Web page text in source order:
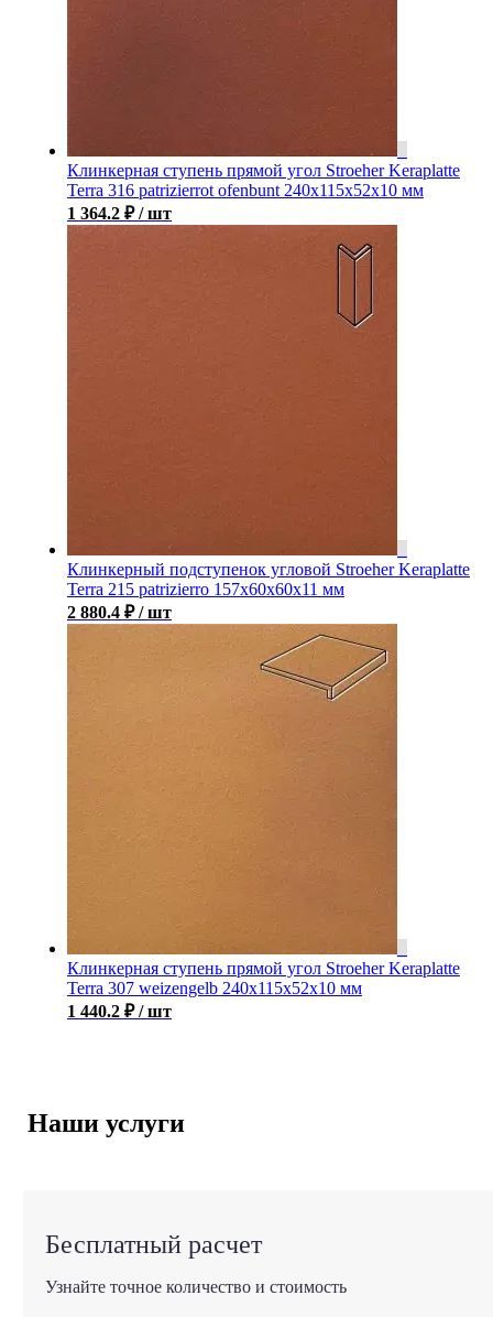
Клинкерная ступень прямой угол Stroeher Keraplatte
Terra 316 patrizierrot ofenbunt 240х115х52х10 мм
1 364.2 ₽ / шт
Клинкерный подступенок угловой Stroeher Keraplatte
Terra 215 patrizierro 157х60х60х11 мм
2 880.4 ₽ / шт
Клинкерная ступень прямой угол Stroeher Keraplatte
Terra 307 weizengelb 240х115х52х10 мм
1 440.2 ₽ / шт
Наши услуги
Бесплатный расчет
Узнайте точное количество и стоимость